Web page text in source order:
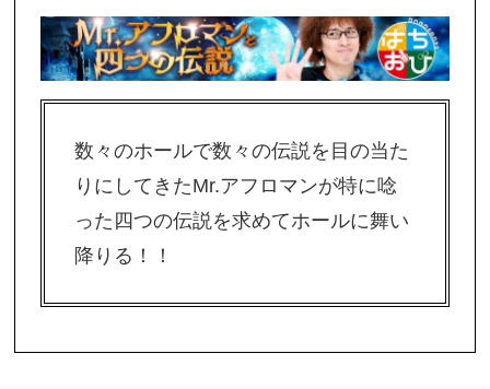
数々のホールで数々の伝説を目の当た
りにしてきたMr.アフロマンが特に唸
った四つの伝説を求めてホールに舞い
降りる！！